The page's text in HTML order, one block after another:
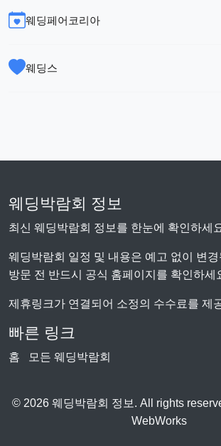
웨딩페어코리아
웨딩스
웨딩박람회 정보
최신 웨딩박람회 정보를 한눈에 확인하세
웨딩박람회 일정 및 내용은 예고 없이 변경
방문 전 반드시 공식 홈페이지를 확인하세
제휴링크가 연결되어 소정의 수수료를 제
빠른 링크
홈 모든 웨딩박람회
© 2026 웨딩박람회 정보. All rights
WebWorks